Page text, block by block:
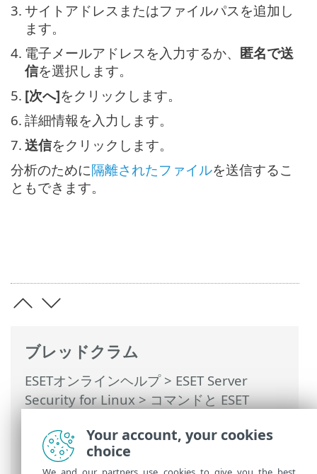
ブレッドクラム
ESETオンラインヘルプ> ESET Server
Security for Linux>コマンドと ESET
れたファイル> 分析のためにサンプルを提
3. サイトアドレスまたはファイルパスを追加し
ます。
4. 電子メールアドレスを入力するか、 匿名で送
信を選択します。
5. [次へ]をクリックします。
6. 詳細情報を入力します。
7. 送信をクリックします。
分析のために隔離されたファイルを送信するこ
ともできます。
Your account, your cookies
choice